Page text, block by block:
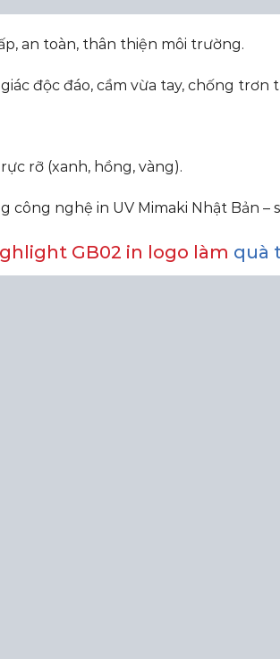
an toàn, thân thiện môi trường.
độc đáo, cầm vừa tay, chống trơn
rỡ (xanh, hồng, vàng).
công nghệ in UV Mimaki Nhật Bản –
GB02 in logo làm quà